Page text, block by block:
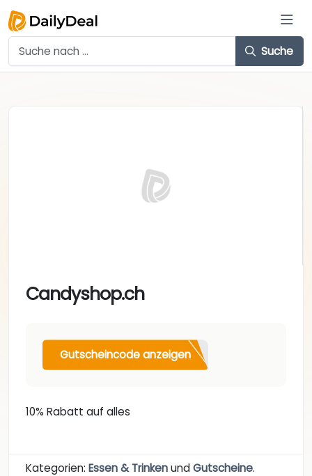
Suche
Candyshop.ch
Gutscheincode anzeigen
10% Rabatt auf alles
Kategorien: Essen & TrinkenundGutscheine.